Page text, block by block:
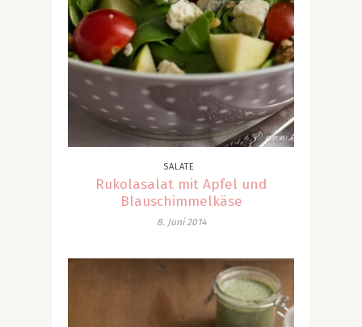
SALATE
Rukolasalat mit Apfel und
Blauschimmelkäse
8. Juni 2014